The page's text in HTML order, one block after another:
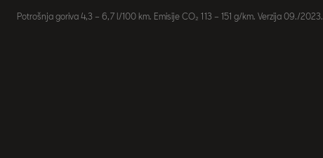
Potrošnja goriva 4,3 – 6,7 l/100 km. Emisije CO₂ 113 – 151 g/km. Verzija 09./2023.